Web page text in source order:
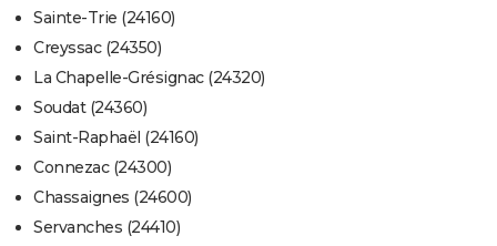
Sainte-Trie (24160)
Creyssac (24350)
La Chapelle-Grésignac (24320)
Soudat (24360)
Saint-Raphaël (24160)
Connezac (24300)
Chassaignes (24600)
Servanches (24410)